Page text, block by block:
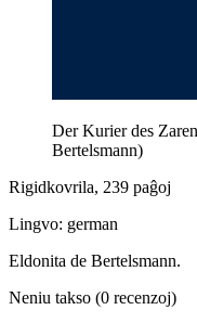
Der Kurier des
Bertelsmann)
Rigidkovrila, 239 paĝoj
Lingvo: german
Eldonita de Bertelsmann.
Neniu takso (0 recenzoj)